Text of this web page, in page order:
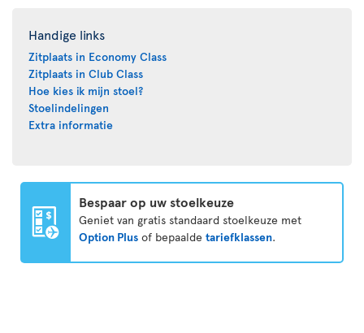
Handige links
Zitplaats in Economy Class
Zitplaats in Club Class
Hoe kies ik mijn stoel?
Stoelindelingen
Extra informatie
Bespaar op uw stoelkeuze
Geniet van gratis standaard stoelkeuze met
Option Plus of bepaalde tariefklassen.